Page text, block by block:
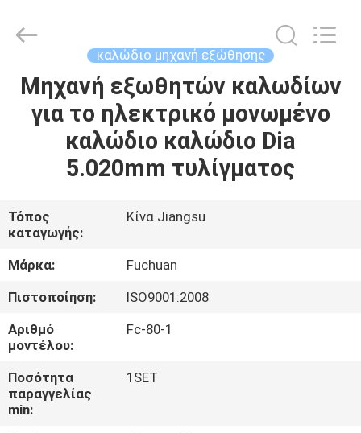
ΣΠΊΤΙ
ΠΡΟΪΌΝΤΑ
ΕΜΦΆΝΙΣΗ
VR
ΣΧΕΤΙΚΆ
ΜΕ
ΕΜΆΣ
and
Mechanical
Rights
Reserved.
καλώδιο μηχανή εξώθησης
Μηχανή εξωθητών καλωδίων
για το ηλεκτρικό μονωμένο
καλώδιο καλώδιο Dia
5.020mm τυλίγματος
Τόπος
καταγωγής:
Κίνα Jiangsu
Μάρκα:
Fuchuan
Πιστοποίηση:
ISO9001:2008
Αριθμό
μοντέλου:
Fc-80-1
Ποσότητα
παραγγελίας
min:
1SET